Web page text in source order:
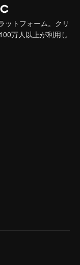
ットフォーム。クリ
万人以上が利用し